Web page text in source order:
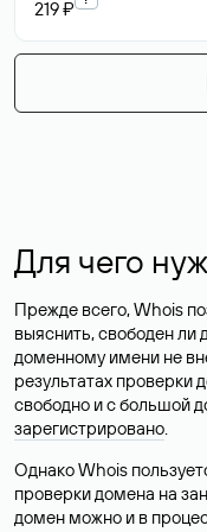
219 ₽
Для чего
Прежде всего, Whois
выяснить, свободен
доменному имени не
результатах проверки
свободно и с большой
зарегистрировано.
Однако Whois
проверки домена на
домен можно и в